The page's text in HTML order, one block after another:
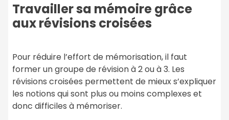
Travailler sa mémoire grâce
aux révisions croisées
Pour réduire l’effort de mémorisation, il faut
former un groupe de révision à 2 ou à 3. Les
révisions croisées permettent de mieux s’expliquer
les notions qui sont plus ou moins complexes et
donc difficiles à mémoriser.